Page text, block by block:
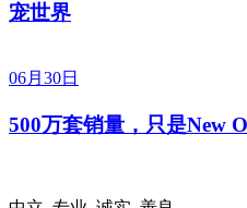
宠世界
06月30日
500万套销量，只是New